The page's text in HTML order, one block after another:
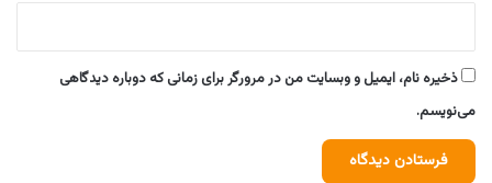
ذخیره نام، ایمیل و وبسایت من در مرورگر برای زمانی که دوباره دیدگاهی
می‌نویسم.